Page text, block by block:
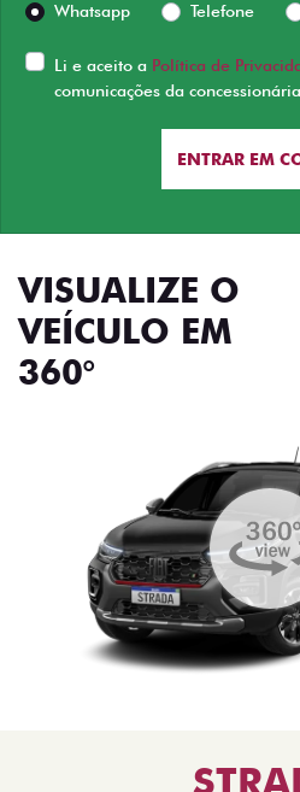
Whatsapp
Telefone
Li e aceito a Política de
comunicações da concessionária.
ENTRAR EM
VISUALIZE O
VEÍCULO EM
360°